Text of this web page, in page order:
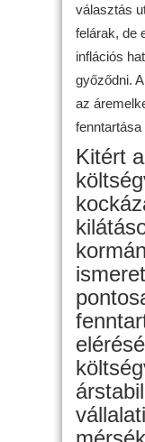
választás
felárak, de
inflációs
győződni.
az
Kitért